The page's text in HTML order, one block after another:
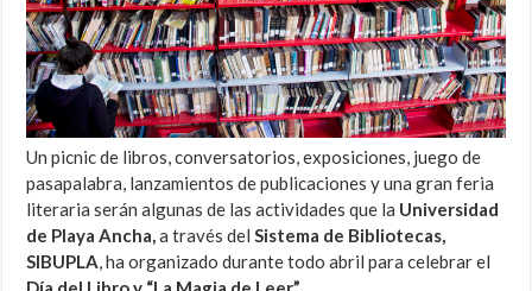
Un picnic de libros, conversatorios, exposiciones, juego de
pasapalabra, lanzamientos de publicaciones y una gran feria
literaria serán algunas de las actividades que la Universidad
de Playa Ancha,a través delSistema de Bibliotecas,
SIBUPLA, ha organizado durante todo abril para celebrar el